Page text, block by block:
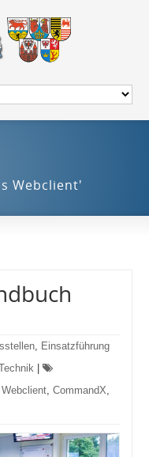
Webclient'
, Einsatzführung
,CommandX,